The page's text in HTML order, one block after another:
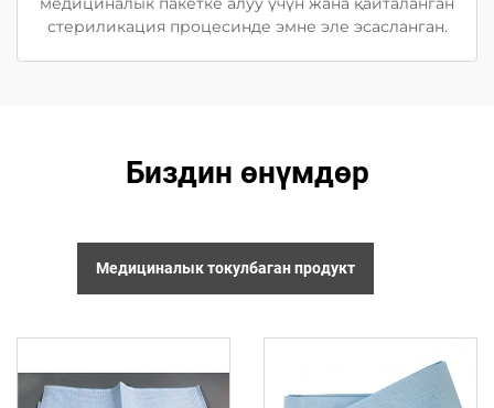
стериликация процесинде эмне эле эсасланган.
Биздин өнүмдөр
Медициналык токулбаган продукт